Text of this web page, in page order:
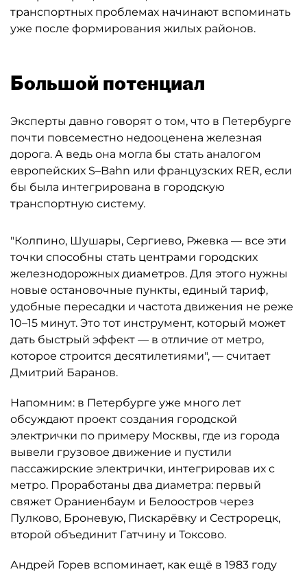
транспортных проблемах начинают вспоминать
уже после формирования жилых районов.
Большой потенциал
Эксперты давно говорят о том, что в Петербурге
почти повсеместно недооценена железная
дорога. А ведь она могла бы стать аналогом
европейских S–Bahn или французских RER, если
бы была интегрирована в городскую
транспортную систему.
"Колпино, Шушары, Сергиево, Ржевка — все эти
точки способны стать центрами городских
железнодорожных диаметров. Для этого нужны
новые остановочные пункты, единый тариф,
удобные пересадки и частота движения не реже
10–15 минут. Это тот инструмент, который может
дать быстрый эффект — в отличие от метро,
которое строится десятилетиями", — считает
Дмитрий Баранов.
Напомним: в Петербурге уже много лет
обсуждают проект создания городской
электрички по примеру Москвы, где из города
вывели грузовое движение и пустили
пассажирские электрички, интегрировав их с
метро. Проработаны два диаметра: первый
свяжет Ораниенбаум и Белоостров через
Пулково, Броневую, Пискарёвку и Сестрорецк,
второй объединит Гатчину и Токсово.
Андрей Горев вспоминает, как ещё в 1983 году